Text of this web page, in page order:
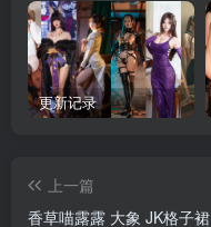
更新记录
上一篇
香草喵露露 大象 JK格子裙